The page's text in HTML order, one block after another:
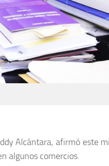
Alcántara, afirmó este
algunos comercios.